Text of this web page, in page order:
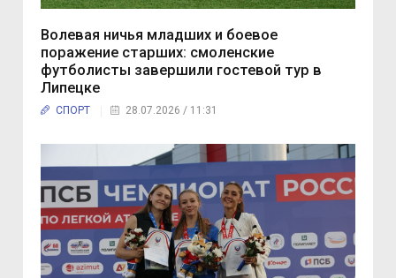
Волевая ничья младших и боевое
поражение старших: смоленские
футболисты завершили гостевой тур в
Липецке
СПОРТ 28.07.2026 / 11:31